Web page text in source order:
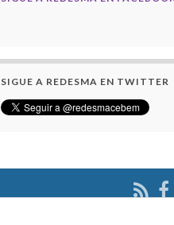
SIGUE A REDESMA EN TWITTER